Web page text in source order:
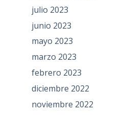
julio 2023
junio 2023
mayo 2023
marzo 2023
febrero 2023
diciembre 2022
noviembre 2022